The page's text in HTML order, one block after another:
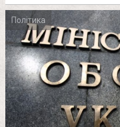
Політика